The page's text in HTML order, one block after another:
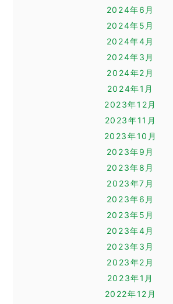
2024年6月
2024年5月
2024年4月
2024年3月
2024年2月
2024年1月
2023年12月
2023年11月
2023年10月
2023年9月
2023年8月
2023年7月
2023年6月
2023年5月
2023年4月
2023年3月
2023年2月
2023年1月
2022年12月